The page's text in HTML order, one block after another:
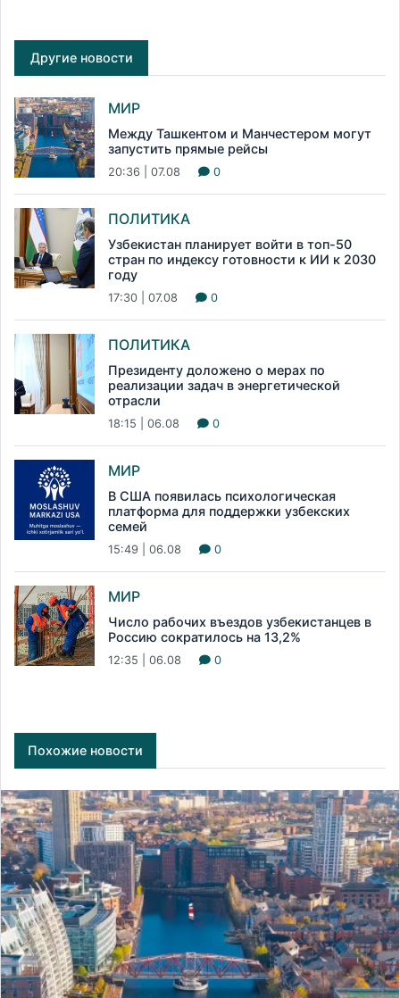
Другие новости
МИР
Между Ташкентом и Манчестером могут
запустить прямые рейсы
20:36 | 07.08 0
ПОЛИТИКА
Узбекистан планирует войти в топ-50
стран по индексу готовности к ИИ к 2030
году
17:30 | 07.08 0
ПОЛИТИКА
Президенту доложено о мерах по
реализации задач в энергетической
отрасли
18:15 | 06.08 0
МИР
В США появилась психологическая
платформа для поддержки узбекских
семей
15:49 | 06.08 0
МИР
Число рабочих въездов узбекистанцев в
Россию сократилось на 13,2%
12:35 | 06.08 0
Похожие новости